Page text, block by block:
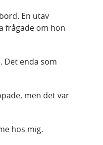
En utav
frågade om hon
Det enda som
men det var
hos mig.